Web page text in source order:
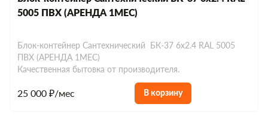
5005 ПВХ (АРЕНДА 1МЕС)
Блок-контейнер Сантехнический БК-37 6х2.4 RAL 5005
ПВХ (АРЕНДА 1МЕС)
Качественная бытовка от производителя.
25 000 ₽/мес В корзину